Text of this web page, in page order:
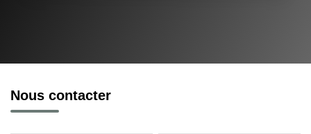
Nous contacter